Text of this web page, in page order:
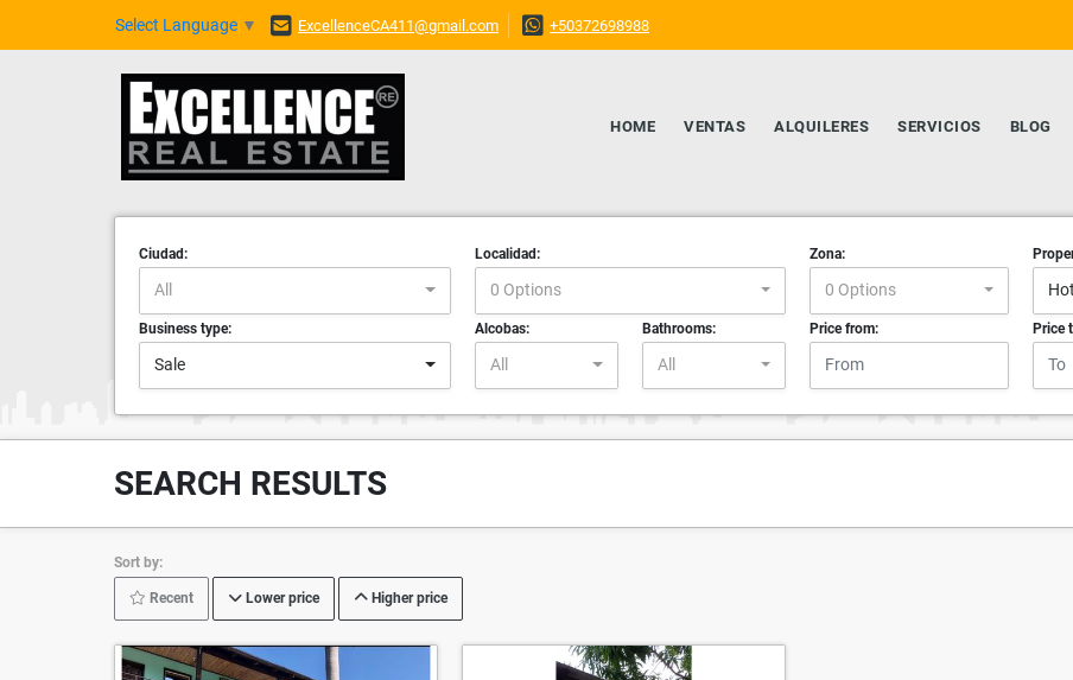
Select Language ▼ ExcellenceCA411@gmail.com +50372698988
HOME VENTAS ALQUILERES SERVICIOS BLOG
Ciudad:
All
Localidad:
0 Options
Zona:
0 Options
Business type:
Sale
Alcobas:
All
Bathrooms:
All
Price from: Price
SEARCH RESULTS
Sort by:
Recent Lower price Higher price